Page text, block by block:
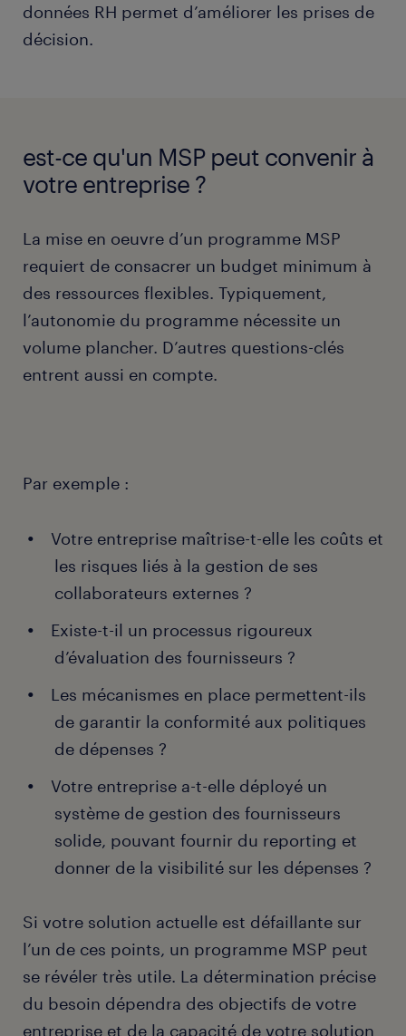
données RH permet d’améliorer les prises de
décision.
est-ce qu'un MSP peut convenir à
votre entreprise ?
La mise en oeuvre d’un programme MSP
requiert de consacrer un budget minimum à
des ressources flexibles. Typiquement,
l’autonomie du programme nécessite un
volume plancher. D’autres questions-clés
entrent aussi en compte.
Par exemple :
Votre entreprise maîtrise-t-elle les coûts et
les risques liés à la gestion de ses
collaborateurs externes ?
Existe-t-il un processus rigoureux
d’évaluation des fournisseurs ?
Les mécanismes en place permettent-ils
de garantir la conformité aux politiques
de dépenses ?
Votre entreprise a-t-elle déployé un
système de gestion des fournisseurs
solide, pouvant fournir du reporting et
donner de la visibilité sur les dépenses ?
Si votre solution actuelle est défaillante sur
l’un de ces points, un programme MSP peut
se révéler très utile. La détermination précise
du besoin dépendra des objectifs de votre
entreprise et de la capacité de votre solution